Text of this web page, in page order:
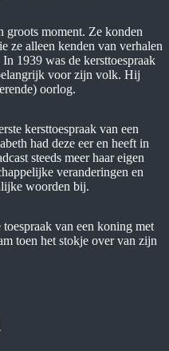
groots moment. Ze konden
ze alleen kenden van verhalen
1939 was de kersttoespraak
voor zijn volk. Hij
oorlog.
kersttoespraak van een
had deze eer en heeft in
steeds meer haar eigen
veranderingen en
woorden bij.
van een koning met
toen het stokje over van zijn